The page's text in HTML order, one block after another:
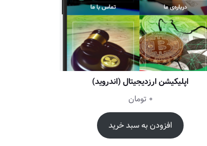
اپلیکیشن ارزدیجیتال (اندروید)
0 تومان
افزودن به سبد خرید